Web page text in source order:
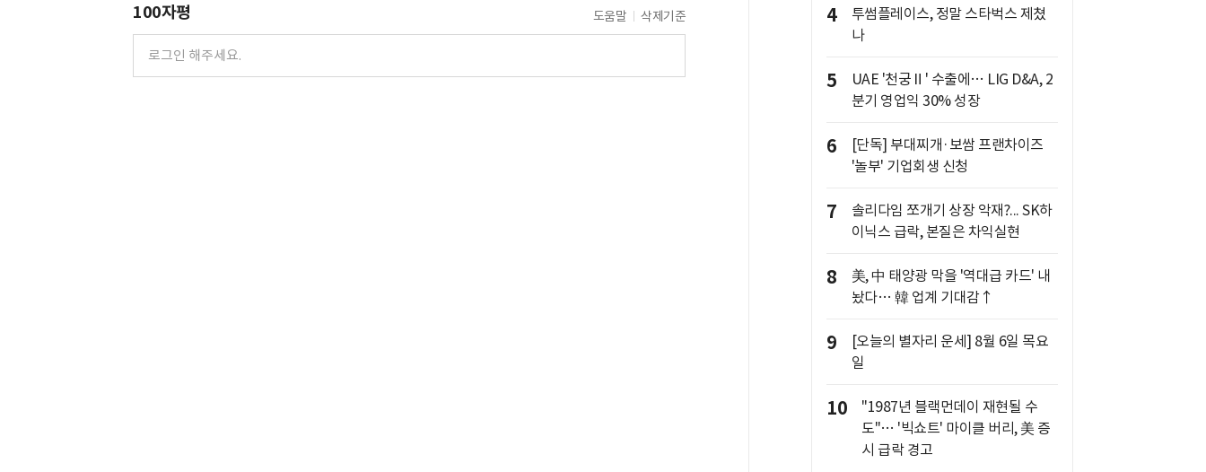
100자평 도움말 삭제기준 4
투썸플레이스, 정말 스타벅스 제쳤
나
5
UAE '천궁Ⅱ' 수출에… LIG D&A, 2
분기 영업익 30% 성장
6
[단독] 부대찌개·보쌈 프랜차이즈
'놀부' 기업회생 신청
7
솔리다임 쪼개기 상장 악재?... SK하
이닉스 급락, 본질은 차익실현
8
美, 中 태양광 막을 '역대급 카드' 내
놨다… 韓 업계 기대감↑
9
[오늘의 별자리 운세] 8월 6일 목요
일
10
"1987년 블랙먼데이 재현될 수
도"… '빅쇼트' 마이클 버리, 美 증
시 급락 경고